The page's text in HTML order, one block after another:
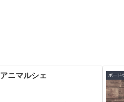
アニマルシェ ボード